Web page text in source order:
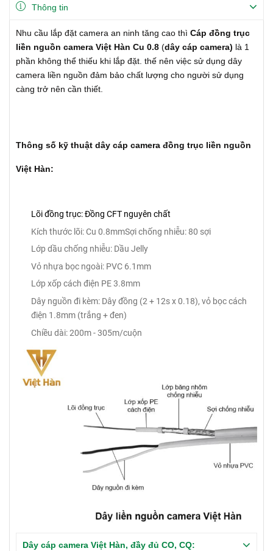
Thông tin
Nhu cầu lắp đặt camera an ninh tăng cao thì Cáp đồng trục
liền nguồn camera Việt Hàn Cu 0.8 (dây cáp camera) là 1
phần không thể thiếu khi lắp đặt. thế nên việc sử dụng dây
camera liền nguồn đảm bảo chất lượng cho người sử dụng
càng trở nên cần thiết.
Thông số kỹ thuật dây cáp camera đồng trục liền nguồn
Việt Hàn:
Lõi đồng trục: Đồng CFT nguyên chất
Kích thước lõi: Cu 0.8mmSợi chống nhiễu: 80 sợi
Lớp dầu chống nhiễu: Dầu Jelly
Vỏ nhựa bọc ngoài: PVC 6.1mm
Lớp xốp cách điện PE 3.8mm
Dây nguồn đi kèm: Dây đồng (2 + 12s x 0.18), vỏ bọc cách
điện 1.8mm (trắng + đen)
Chiều dài: 200m - 305m/cuộn
Dây cáp camera Việt Hàn, đầy đủ CO, CQ: